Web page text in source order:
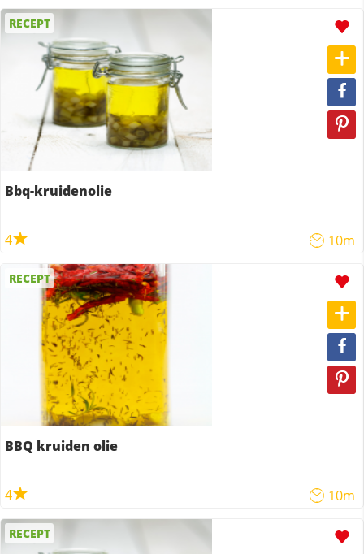
RECEPT
Bbq-kruidenolie
4 10m
RECEPT
BBQ kruiden olie
4 10m
RECEPT